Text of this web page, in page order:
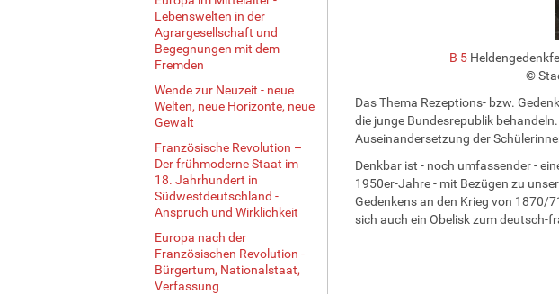
Lebenswelten in der
Agrargesellschaft und
Begegnungen mit dem
Fremden
Wende zur Neuzeit - neue
Welten, neue Horizonte, neue
Gewalt
Französische Revolution –
Der frühmoderne Staat im
18. Jahrhundert in
Südwestdeutschland -
Anspruch und Wirklichkeit
Europa nach der
Französischen Revolution -
Bürgertum, Nationalstaat,
Verfassung
B 5
©
Das Thema Rezeptions- bzw.
die junge Bundesrepublik
Auseinandersetzung der
Denkbar ist - noch umfassender -
1950er-Jahre - mit Bezügen zu
Gedenkens an den Krieg von 1870/
sich auch ein Obelisk zum deutsch-